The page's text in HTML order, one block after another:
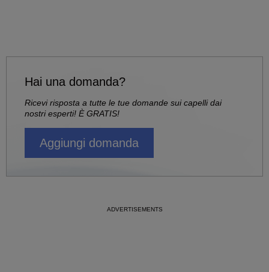
Hai una domanda?
Ricevi risposta a tutte le tue domande sui capelli dai
nostri esperti! È GRATIS!
Aggiungi domanda